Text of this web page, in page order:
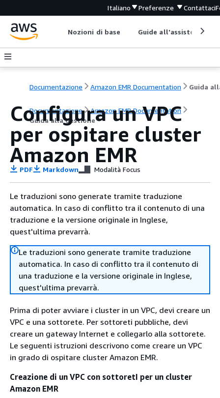
Italiano Preferenze Contattaci
Nozioni di base Guide all'assistenza
Documentazione Amazon EMR Documentation
Documentazione
Amazon EMR Documentation
Guida alla gestione
Configura un VPC
per ospitare cluster
Amazon EMR
PDF Markdown Modalità Focus
Le traduzioni sono generate tramite traduzione
automatica. In caso di conflitto tra il contenuto di una
traduzione e la versione originale in Inglese,
quest'ultima prevarrà.
Le traduzioni sono generate tramite traduzione
automatica. In caso di conflitto tra il contenuto di
una traduzione e la versione originale in Inglese,
quest'ultima prevarrà.
Prima di poter avviare i cluster in un VPC, devi creare un
VPC e una sottorete. Per sottoreti pubbliche, devi
creare un gateway Internet e collegarlo alla sottorete.
Le seguenti istruzioni descrivono come creare un VPC
in grado di ospitare cluster Amazon EMR.
Creazione di un VPC con sottoretI per un cluster
Amazon EMR